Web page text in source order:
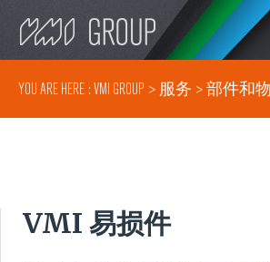
Search
胶部件生产
YOU ARE HERE :VMI GROUP > 服务 >部件和
VMI 易损件